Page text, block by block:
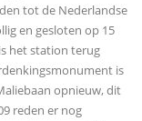
tot de Nederlandse
en gesloten op 15
het station terug
is
opnieuw, dit
reden er nog